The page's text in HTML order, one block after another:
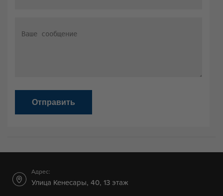
Отправить
Адрес:
Улица Кенесары, 40, 13 этаж